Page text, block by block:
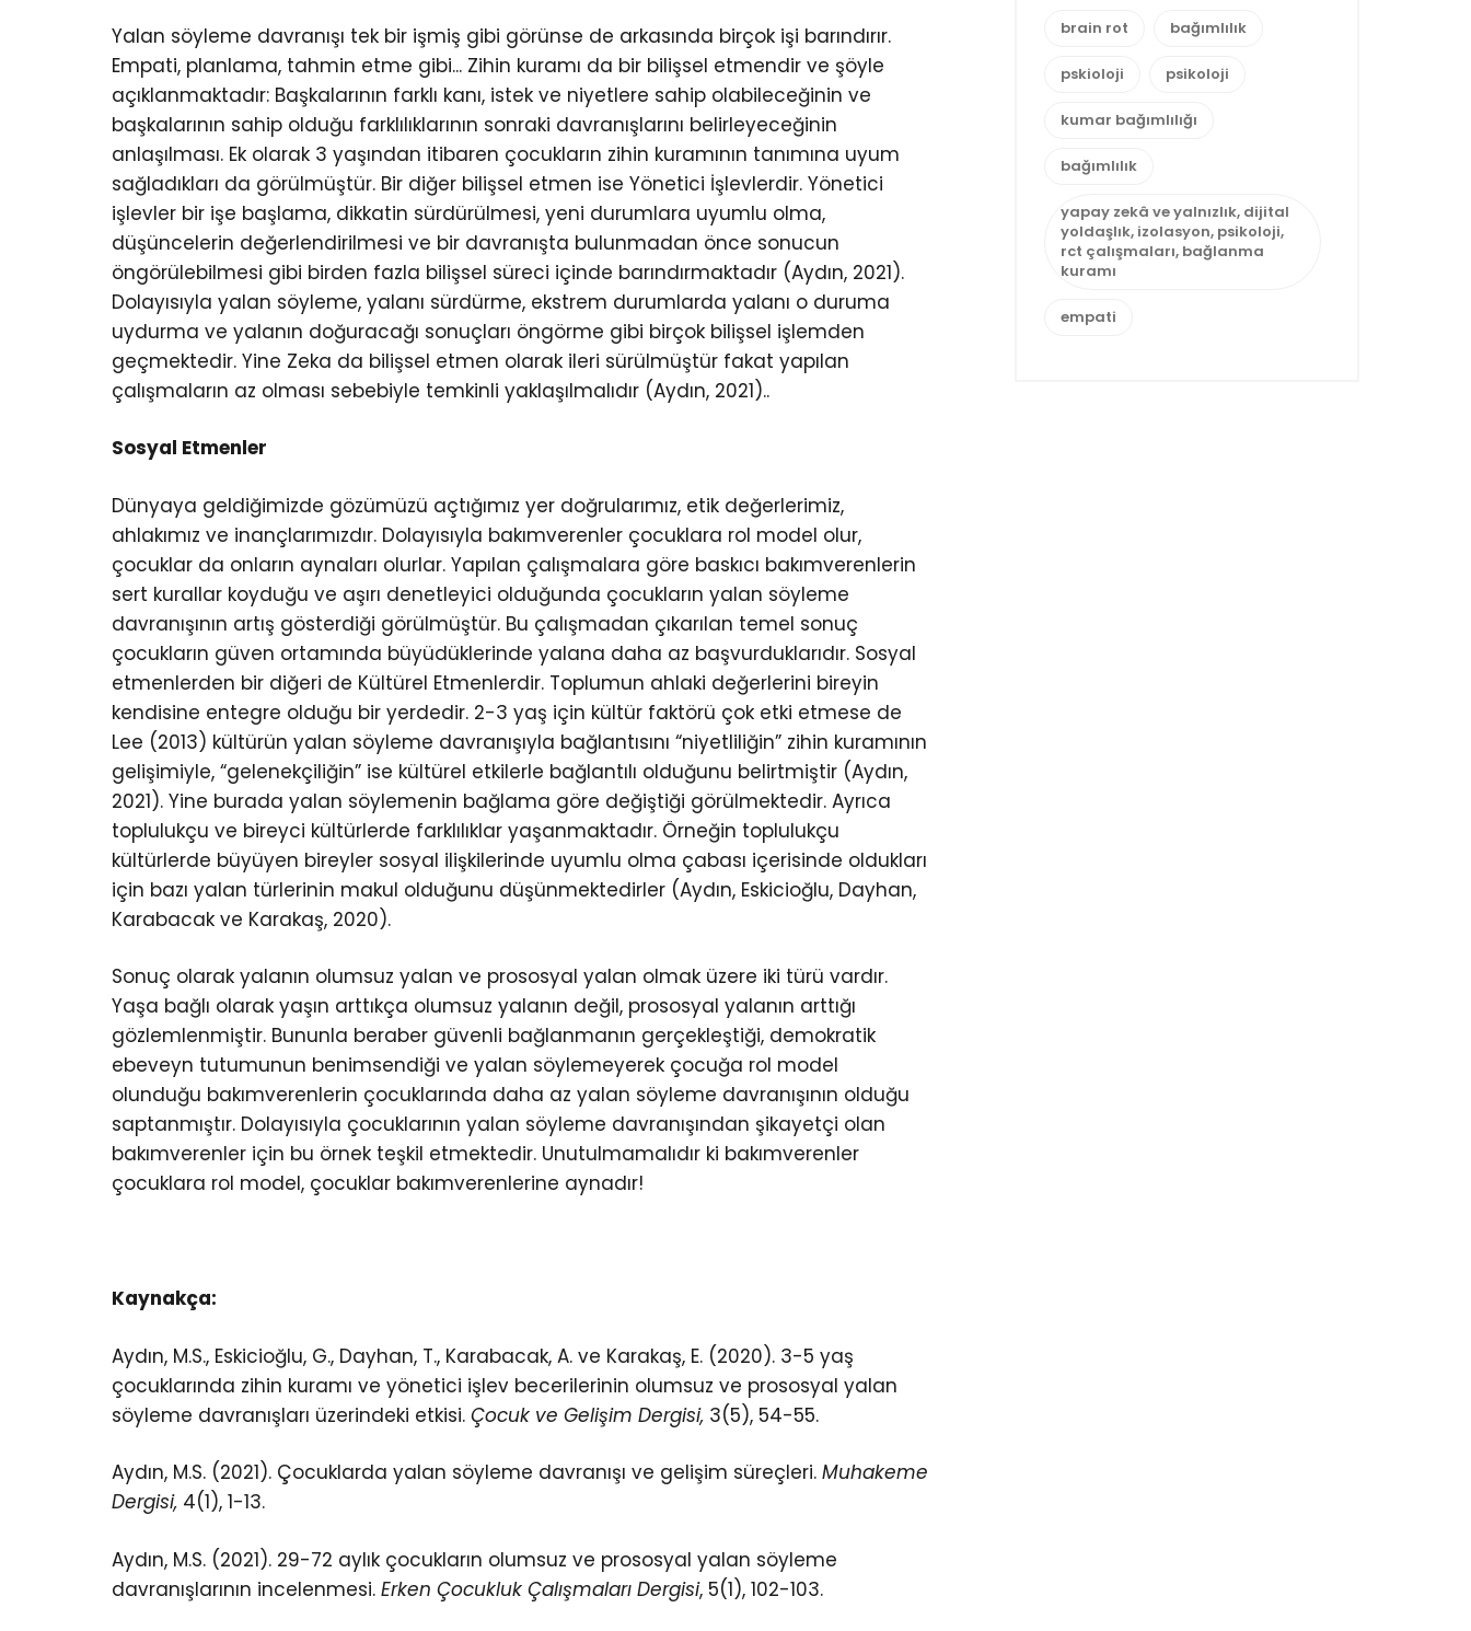
Yalan söyleme davranışı tek bir işmiş gibi görünse de arkasında birçok işi barındırır.
Empati, planlama, tahmin etme gibi... Zihin kuramı da bir bilişsel etmendir ve şöyle
açıklanmaktadır: Başkalarının farklı kanı, istek ve niyetlere sahip olabileceğinin ve
başkalarının sahip olduğu farklılıklarının sonraki davranışlarını belirleyeceğinin
anlaşılması. Ek olarak 3 yaşından itibaren çocukların zihin kuramının tanımına uyum
sağladıkları da görülmüştür. Bir diğer bilişsel etmen ise Yönetici İşlevlerdir. Yönetici
işlevler bir işe başlama, dikkatin sürdürülmesi, yeni durumlara uyumlu olma,
düşüncelerin değerlendirilmesi ve bir davranışta bulunmadan önce sonucun
öngörülebilmesi gibi birden fazla bilişsel süreci içinde barındırmaktadır (Aydın, 2021).
Dolayısıyla yalan söyleme, yalanı sürdürme, ekstrem durumlarda yalanı o duruma
uydurma ve yalanın doğuracağı sonuçları öngörme gibi birçok bilişsel işlemden
geçmektedir. Yine Zeka da bilişsel etmen olarak ileri sürülmüştür fakat yapılan
çalışmaların az olması sebebiyle temkinli yaklaşılmalıdır (Aydın, 2021)..
Sosyal Etmenler
Dünyaya geldiğimizde gözümüzü açtığımız yer doğrularımız, etik değerlerimiz,
ahlakımız ve inançlarımızdır. Dolayısıyla bakımverenler çocuklara rol model olur,
çocuklar da onların aynaları olurlar. Yapılan çalışmalara göre baskıcı bakımverenlerin
sert kurallar koyduğu ve aşırı denetleyici olduğunda çocukların yalan söyleme
davranışının artış gösterdiği görülmüştür. Bu çalışmadan çıkarılan temel sonuç
çocukların güven ortamında büyüdüklerinde yalana daha az başvurduklarıdır. Sosyal
etmenlerden bir diğeri de Kültürel Etmenlerdir. Toplumun ahlaki değerlerini bireyin
kendisine entegre olduğu bir yerdedir. 2-3 yaş için kültür faktörü çok etki etmese de
Lee (2013) kültürün yalan söyleme davranışıyla bağlantısını “niyetliliğin” zihin kuramının
gelişimiyle, “gelenekçiliğin” ise kültürel etkilerle bağlantılı olduğunu belirtmiştir (Aydın,
2021). Yine burada yalan söylemenin bağlama göre değiştiği görülmektedir. Ayrıca
toplulukçu ve bireyci kültürlerde farklılıklar yaşanmaktadır. Örneğin toplulukçu
kültürlerde büyüyen bireyler sosyal ilişkilerinde uyumlu olma çabası içerisinde oldukları
için bazı yalan türlerinin makul olduğunu düşünmektedirler (Aydın, Eskicioğlu, Dayhan,
Karabacak ve Karakaş, 2020).
Sonuç olarak yalanın olumsuz yalan ve prososyal yalan olmak üzere iki türü vardır.
Yaşa bağlı olarak yaşın arttıkça olumsuz yalanın değil, prososyal yalanın arttığı
gözlemlenmiştir. Bununla beraber güvenli bağlanmanın gerçekleştiği, demokratik
ebeveyn tutumunun benimsendiği ve yalan söylemeyerek çocuğa rol model
olunduğu bakımverenlerin çocuklarında daha az yalan söyleme davranışının olduğu
saptanmıştır. Dolayısıyla çocuklarının yalan söyleme davranışından şikayetçi olan
bakımverenler için bu örnek teşkil etmektedir. Unutulmamalıdır ki bakımverenler
çocuklara rol model, çocuklar bakımverenlerine aynadır!
Kaynakça:
Aydın, M.S., Eskicioğlu, G., Dayhan, T., Karabacak, A. ve Karakaş, E. (2020). 3-5 yaş
çocuklarında zihin kuramı ve yönetici işlev becerilerinin olumsuz ve prososyal yalan
söyleme davranışları üzerindeki etkisi. Çocuk ve Gelişim Dergisi, 3(5), 54-55.
Aydın, M.S. (2021). Çocuklarda yalan söyleme davranışı ve gelişim süreçleri. Muhakeme
Dergisi, 4(1), 1-13.
Aydın, M.S. (2021). 29-72 aylık çocukların olumsuz ve prososyal yalan söyleme
davranışlarının incelenmesi. Erken Çocukluk Çalışmaları Dergisi, 5(1), 102-103.
brain rot bağımlılık
pskioloji psikoloji
kumar bağımlılığı
bağımlılık
yapay zekâ ve yalnızlık, dijital
yoldaşlık, izolasyon, psikoloji,
rct çalışmaları, bağlanma
kuramı
empati